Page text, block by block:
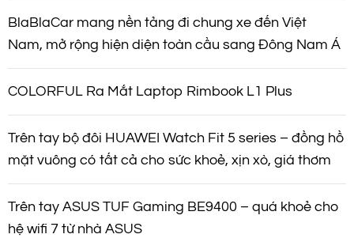
BlaBlaCar mang nền tảng đi chung xe đến Việt
Nam, mở rộng hiện diện toàn cầu sang Đông Nam Á
COLORFUL Ra Mắt Laptop Rimbook L1 Plus
Trên tay bộ đôi HUAWEI Watch Fit 5 series – đồng hồ
mặt vuông có tất cả cho sức khoẻ, xịn xò, giá thơm
Trên tay ASUS TUF Gaming BE9400 – quá khoẻ cho
hệ wifi 7 từ nhà ASUS